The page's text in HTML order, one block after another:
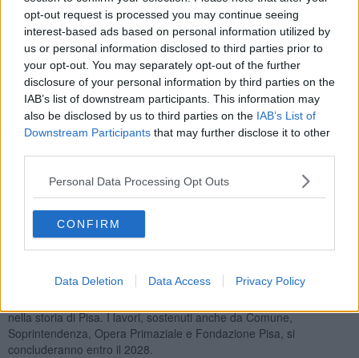
opt-out request is processed you may continue seeing
interest-based ads based on personal information utilized by
us or personal information disclosed to third parties prior to
your opt-out. You may separately opt-out of the further
disclosure of your personal information by third parties on the
IAB’s list of downstream participants. This information may
also be disclosed by us to third parties on the IAB’s List of
Downstream Participants that may further disclose it to other
Personal Data Processing Opt Outs
CONFIRM
Data Deletion Data Access Privacy Policy
secoli – e la realizzazione di un centro accoglienza per i
visitatori.È un’iniziativa che riporta alla luce uno dei luoghi simbolo
dell’identità ebraica pisana, ancora oggi attivo ma per troppo tempo
nascosto alla vista e alla consapevolezza della città.
"Riaprire quel portone – ha spiegato Andrea Gottfried,
città. È un gesto che parla di riconoscimento, di rispetto e di
inclusione". In questo percorso, il ruolo di Knaster non è solo
economico ma anche simbolico. Il suo sostegno rappresenta un
ponte tra le sue radici e la nuova casa sportiva e culturale che ha
ad aprirsi ai passanti, ai cittadini, ai turisti.E lo farà anche
nella storia di Pisa. I lavori, sostenuti anche da Comune,
Soprintendenza, Opera Primaziale e Fondazione Pisa, si
concluderanno entro il 2028.